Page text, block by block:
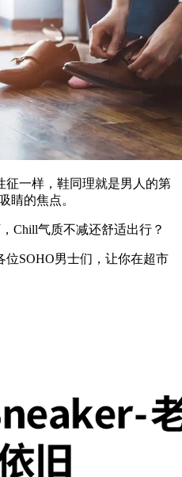
一样，鞋同理就是男人的第
睛的焦点。
气质不减还舒适出行？
SOHO男士们，让你在超市